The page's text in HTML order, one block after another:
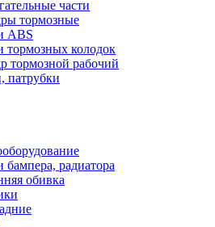
части
тормозные
ABS
тормозных колодок
тормозной рабочий
патрубки
бампера, радиатора
обивка